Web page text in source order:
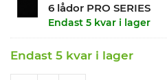
6 lådor PRO SERIES
Endast 5 kvar i lager
Endast 5 kvar i lager